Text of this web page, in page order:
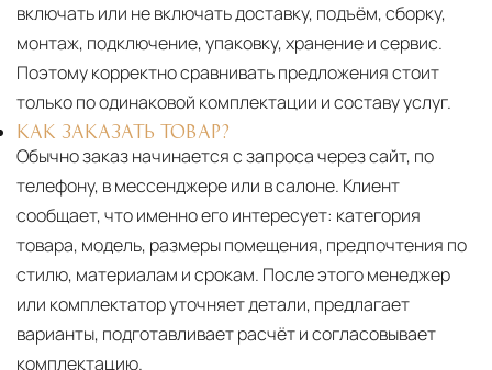
включать или не включать доставку, подъём, сборку,
монтаж, подключение, упаковку, хранение и сервис.
Поэтому корректно сравнивать предложения стоит
только по одинаковой комплектации и составу услуг.
КАК ЗАКАЗАТЬ ТОВАР?
Обычно заказ начинается с запроса через сайт, по
телефону, в мессенджере или в салоне. Клиент
сообщает, что именно его интересует: категория
товара, модель, размеры помещения, предпочтения по
стилю, материалам и срокам. После этого менеджер
или комплектатор уточняет детали, предлагает
варианты, подготавливает расчёт и согласовывает
комплектацию.